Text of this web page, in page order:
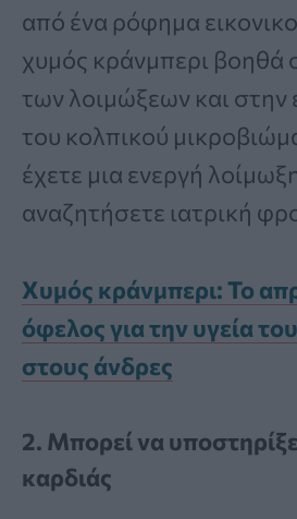
από ένα ρόφημα
χυμός κράνμπερι βοηθά
των λοιμώξεων και
του κολπικού
έχετε μια ενεργή
αναζητήσετε ιατρική
Χυμός κράνμπερι: Το
όφελος για την υγεία
στους άνδρες
2. Μπορεί να
καρδιάς